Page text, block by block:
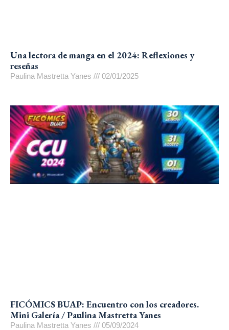
Una lectora de manga en el 2024: Reflexiones y
reseñas
Paulina Mastretta Yanes 02/01/2025
FICÓMICS BUAP: Encuentro con los creadores.
Mini Galería / Paulina Mastretta Yanes
Paulina Mastretta Yanes 05/09/2024